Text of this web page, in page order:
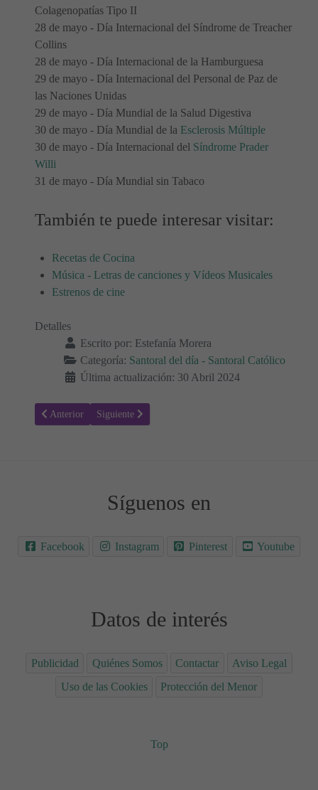
Colagenopatías Tipo II
28 de mayo - Día Internacional del Síndrome de Treacher
Collins
28 de mayo - Día Internacional de la Hamburguesa
29 de mayo - Día Internacional del Personal de Paz de
las Naciones Unidas
29 de mayo - Día Mundial de la Salud Digestiva
30 de mayo - Día Mundial de la Esclerosis Múltiple
30 de mayo - Día Internacional del Síndrome Prader
Willi
31 de mayo - Día Mundial sin Tabaco
También te puede interesar visitar:
Recetas de Cocina
Música - Letras de canciones y Vídeos Musicales
Estrenos de cine
Detalles
Escrito por: Estefanía Morera
Categoría: Santoral del día - Santoral Católico
Última actualización: 30 Abril 2024
Artículo anterior: Santoral de junio ¿Qué santos se celebran este
Anterior Artículo siguiente: Santoral de Abril ¿Qué santos se
Siguiente
Síguenos en
Facebook Instagram Pinterest Youtube
Datos de interés
Publicidad Quiénes Somos Contactar
Aviso Legal
Uso de las Cookies
Protección del Menor
Top